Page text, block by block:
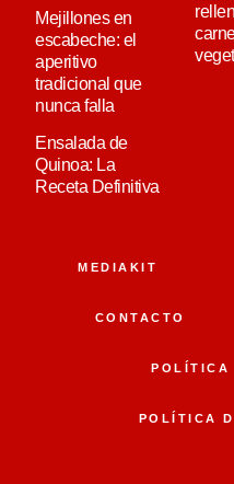
Mejillones en
escabeche: el
aperitivo
tradicional que
nunca falla
Ensalada de
Quinoa: La
Receta Definitiva
MEDIAKIT
CONTACTO
POLÍTICA
POLÍTICA